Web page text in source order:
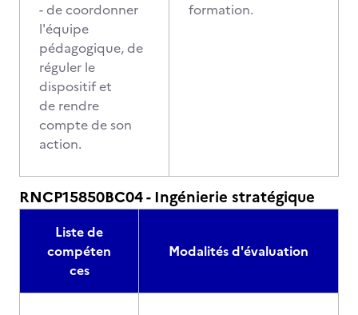
- de coordonner
l'équipe
pédagogique, de
réguler le
dispositif et
de rendre
compte de son
action.
formation.
RNCP15850BC04 - Ingénierie stratégique
Liste de
compéten
ces
Modalités d'évaluation